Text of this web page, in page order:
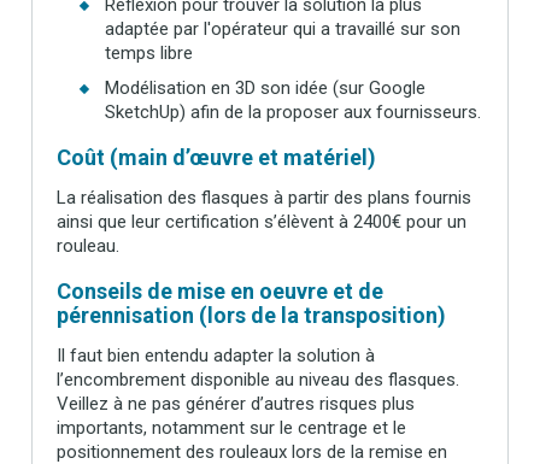
Réflexion pour trouver la solution la plus
adaptée par l'opérateur qui a travaillé sur son
temps libre
Modélisation en 3D son idée (sur Google
SketchUp) afin de la proposer aux fournisseurs.
Coût (main d’œuvre et matériel)
La réalisation des flasques à partir des plans fournis
ainsi que leur certification s’élèvent à 2400€ pour un
rouleau.
Conseils de mise en oeuvre et de
pérennisation (lors de la transposition)
Il faut bien entendu adapter la solution à
l’encombrement disponible au niveau des flasques.
Veillez à ne pas générer d’autres risques plus
importants, notamment sur le centrage et le
positionnement des rouleaux lors de la remise en